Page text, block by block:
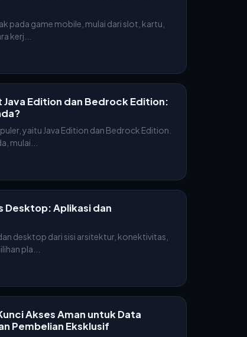
pada game mobile, mulai dari slot, kartu,
kerj...
Edition dan Bedrock Edition:
yaitu Java Edition dan Bedrock Edition.
mulai...
Desktop: Aplikasi dan
desktop dari sisi arsitektur, konektivitas,
pla...
Akses Aman untuk Data
Pembelian Eksklusif